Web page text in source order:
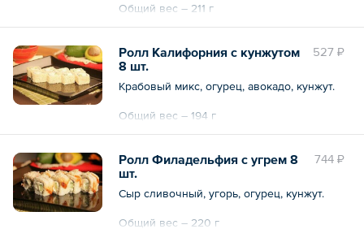
Общий вес – 211 г
527 ₽
Ролл Калифорния с кунжутом
8 шт.
Крабовый микс, огурец, авокадо, кунжут.
Общий вес – 194 г
744 ₽
Ролл Филадельфия с угрем 8
шт.
Сыр сливочный, угорь, огурец, кунжут.
Общий вес – 220 г